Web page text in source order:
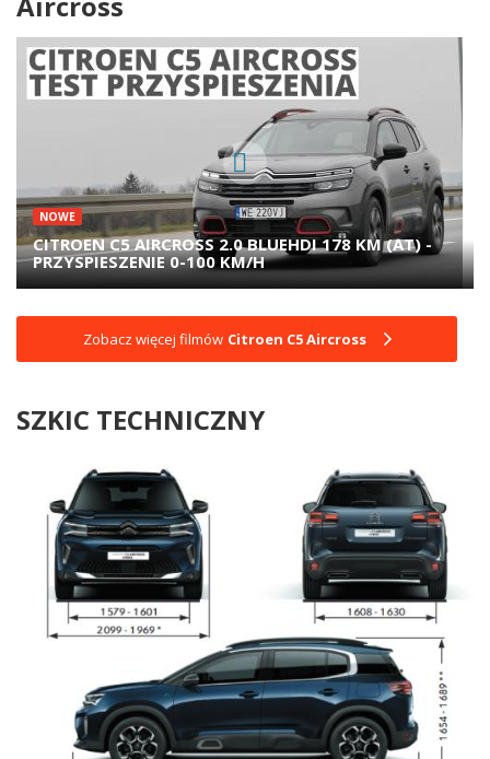
NOWE
CITROEN C5 AIRCROSS 2.0 BLUEHDI 178 KM (AT) -
PRZYSPIESZENIE 0-100 KM/H
Zobacz więcej filmów Citroen C5 Aircross
SZKIC TECHNICZNY